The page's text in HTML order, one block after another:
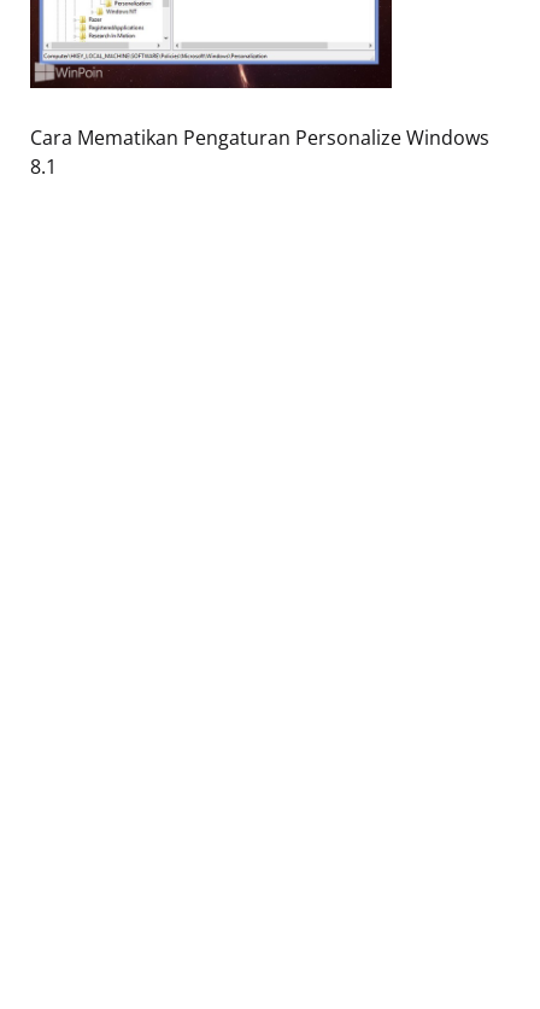
Cara Mematikan Pengaturan Personalize Windows
8.1